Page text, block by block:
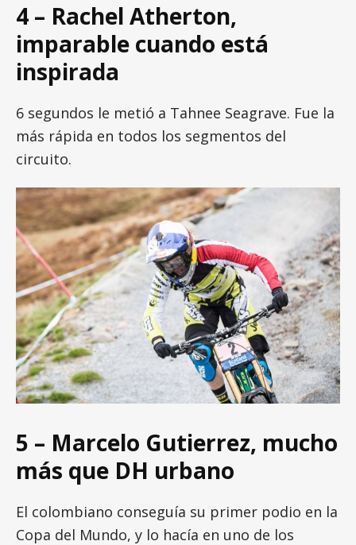
4 – Rachel Atherton,
imparable cuando está
inspirada
6 segundos le metió a Tahnee Seagrave. Fue la
más rápida en todos los segmentos del
circuito.
5 – Marcelo Gutierrez, mucho
más que DH urbano
El colombiano conseguía su primer podio en la
Copa del Mundo, y lo hacía en uno de los